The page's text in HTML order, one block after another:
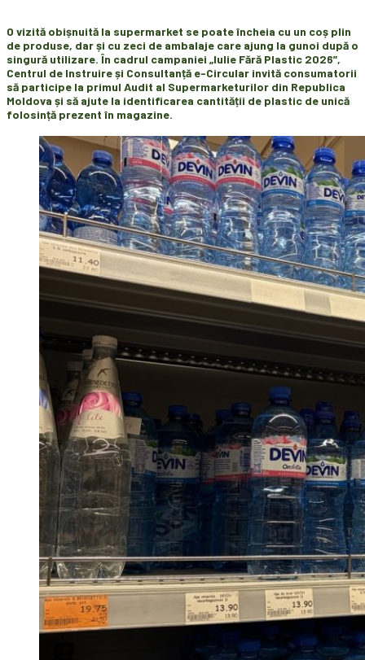
O vizită obișnuită la supermarket se poate încheia cu un coș plin
de produse, dar și cu zeci de ambalaje care ajung la gunoi după o
singură utilizare. În cadrul campaniei „Iulie Fără Plastic 2026”,
Centrul de Instruire și Consultanță e-Circular invită consumatorii
să participe la primul Audit al Supermarketurilor din Republica
Moldova și să ajute la identificarea cantității de plastic de unică
folosință prezent în magazine.